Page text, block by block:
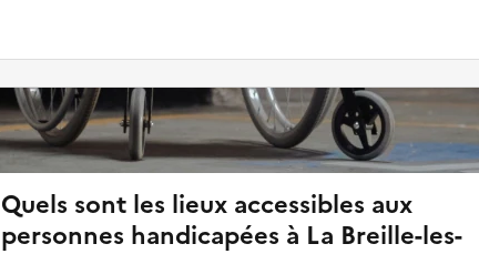
Quels sont les lieux accessibles aux
personnes handicapées à La Breille-les-